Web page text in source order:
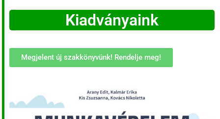
Kiadványaink
Megjelent új szakkönyvünk! Rendelje meg!